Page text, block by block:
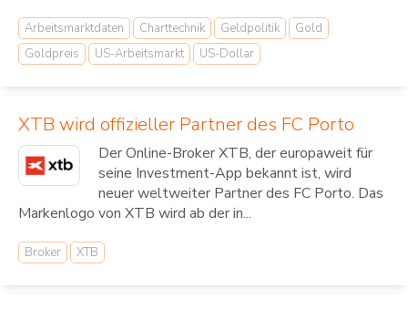
Arbeitsmarktdaten Charttechnik Geldpolitik
Gold
Goldpreis
US-Arbeitsmarkt US-Dollar
XTB wird offizieller Partner des FC Porto
Der Online-Broker XTB, der europaweit für
seine Investment-App bekannt ist, wird
neuer weltweiter Partner des FC Porto. Das
Markenlogo von XTB wird ab der in...
Broker XTB